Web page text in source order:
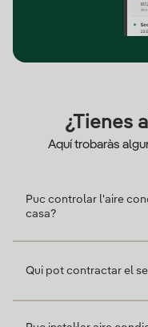
¿Tienes
Aquí trobaràs
Puc controlar l'aire
casa?
Qui pot contractar el